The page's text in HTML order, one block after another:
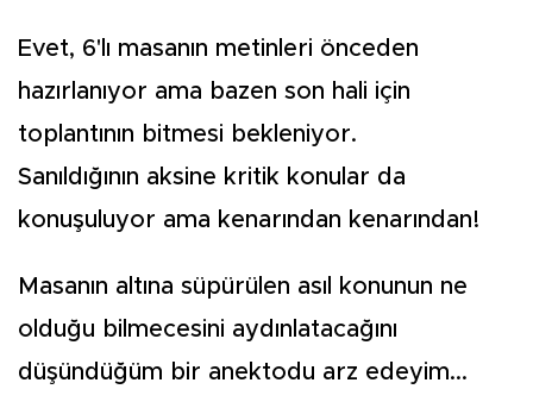
Evet, 6'lı masanın metinleri önceden
hazırlanıyor ama bazen son hali için
toplantının bitmesi bekleniyor.
Sanıldığının aksine kritik konular da
konuşuluyor ama kenarından kenarından!
Masanın altına süpürülen asıl konunun ne
olduğu bilmecesini aydınlatacağını
düşündüğüm bir anektodu arz edeyim...